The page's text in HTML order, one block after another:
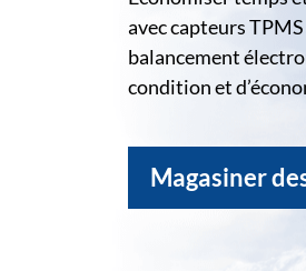
avec capteurs
balancement
condition et
Magasiner